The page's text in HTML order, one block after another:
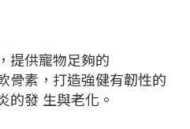
提供寵物足夠的
骨素，打造強健有韌性的
的發 生與老化。